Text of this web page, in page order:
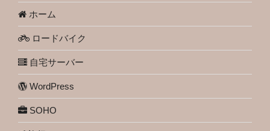
ホーム
ロードバイク
自宅サーバー
WordPress
SOHO